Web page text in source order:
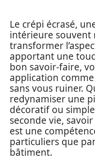
Le crépi écrasé,
intérieure souvent
transformer
apportant une
bon savoir-faire,
application
sans vous ruiner.
redynamiser une
décoratif ou
seconde vie,
est une
particuliers que
bâtiment.